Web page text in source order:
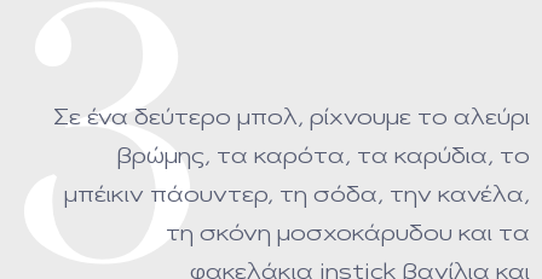
3
Σε ένα δεύτερο μπολ, ρίχνουμε το αλεύρι
βρώμης, τα καρότα, τα καρύδια, το
μπέικιν πάουντερ, τη σόδα, την κανέλα,
τη σκόνη μοσχοκάρυδου και τα
φακελάκια instick βανίλια και